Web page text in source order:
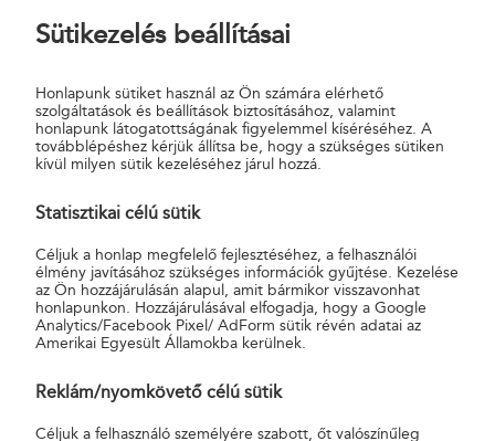
egységdobozainkathasználnod, melyeket a postákon vásárolhatsz
MAXIMÁLIS MÉRETE ÉS SÚLYA
Sütikezelés beállításai
Honlapunk sütiket használ az Ön számára elérhető
szolgáltatások és beállítások biztosításához, valamint
honlapunk látogatottságának figyelemmel kíséréséhez. A
továbblépéshez kérjük állítsa be, hogy a szükséges sütiken
kívül milyen sütik kezeléséhez járul hozzá.
Statisztikai célú sütik
Céljuk a honlap megfelelő fejlesztéséhez, a felhasználói
élmény javításához szükséges információk gyűjtése. Kezelése
az Ön hozzájárulásán alapul, amit bármikor visszavonhat
honlapunkon. Hozzájárulásával elfogadja, hogy a Google
Analytics/Facebook Pixel/ AdForm sütik révén adatai az
Amerikai Egyesült Államokba kerülnek.
Reklám/nyomkövető célú sütik
Céljuk a felhasználó személyére szabott, őt valószínűleg